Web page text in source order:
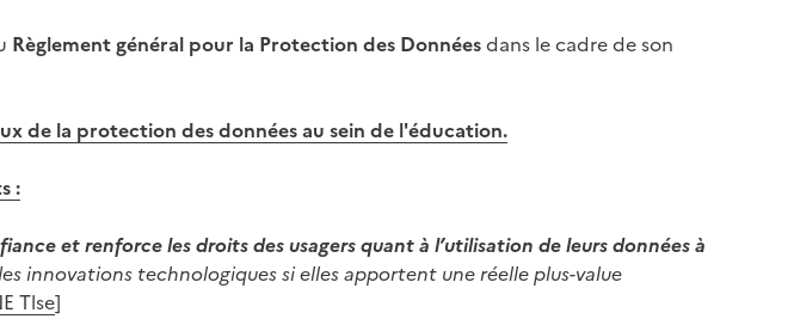
Règlement général pour la Protection des Donnéesdans le cadre de son
de la protection des données au sein de l'éducation.
:
et renforce les droits des usagers quant à l’utilisation de leurs données à
innovations technologiques si elles apportent une réelle plus-value
Tlse]